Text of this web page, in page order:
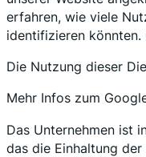
erfahren, wie viele
identifizieren
Die Nutzung dieser
Mehr Infos zum
Das Unternehmen ist
das die Einhaltung